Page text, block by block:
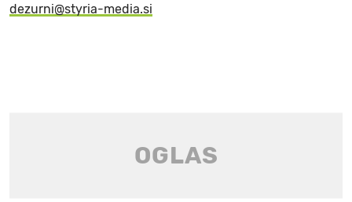
dezurni@styria-media.si